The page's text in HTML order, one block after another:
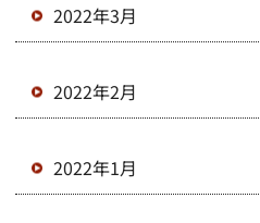
2022年3月
2022年2月
2022年1月